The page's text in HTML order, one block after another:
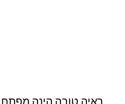
ראיה טובה הינה